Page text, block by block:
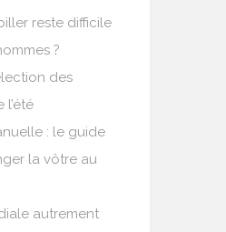
reste difficile
?
des
: le guide
la vôtre au
autrement